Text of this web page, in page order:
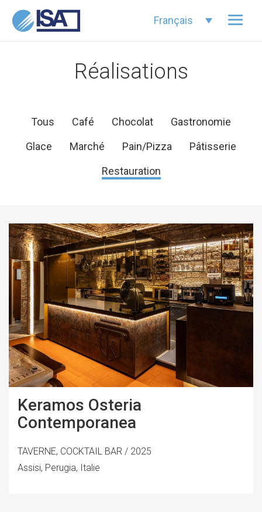
Français
Réalisations
Tous Café Chocolat
Gastronomie
Glace
Marché Pain/Pizza
Pâtisserie
Restauration
Keramos Osteria
Contemporanea
TAVERNE, COCKTAIL BAR / 2025
Assisi, Perugia, Italie